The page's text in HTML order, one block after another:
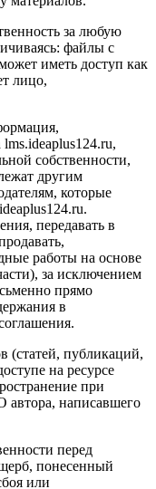
за любую
файлы с
иметь доступ как
лицо,
lms.ideaplus124.ru,
собственности,
другим
которые
.
передавать в
работы на основе
за исключением
прямо
в
(статей, публикаций,
на ресурсе
при
автора, написавшего
перед
понесенный
или